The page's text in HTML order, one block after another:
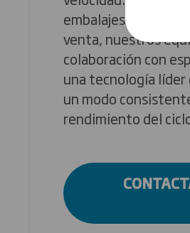
embalajes listos
venta, nuestros
colaboración con
una tecnología
un modo
rendimiento del